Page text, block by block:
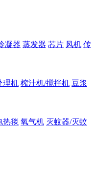
凝器 蒸发器 芯片 风机 传
理机 榨汁机/搅拌机 豆浆
热毯 氧气机 灭蚊器/灭蚊